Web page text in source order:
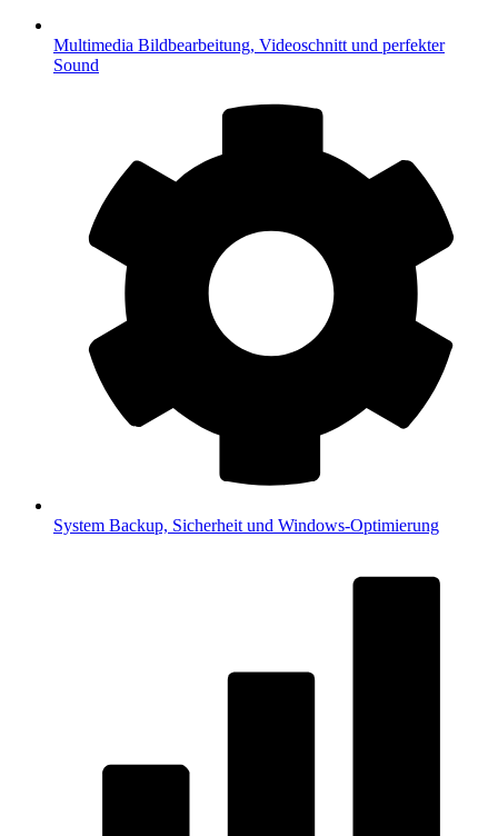
Multimedia Bildbearbeitung, Videoschnitt und perfekter
Sound
System Backup, Sicherheit und Windows-Optimierung